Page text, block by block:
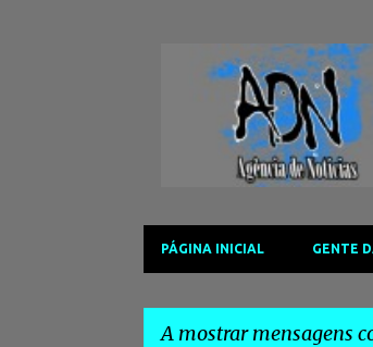
PÁGINA INICIAL GENTE
A mostrar mensagens